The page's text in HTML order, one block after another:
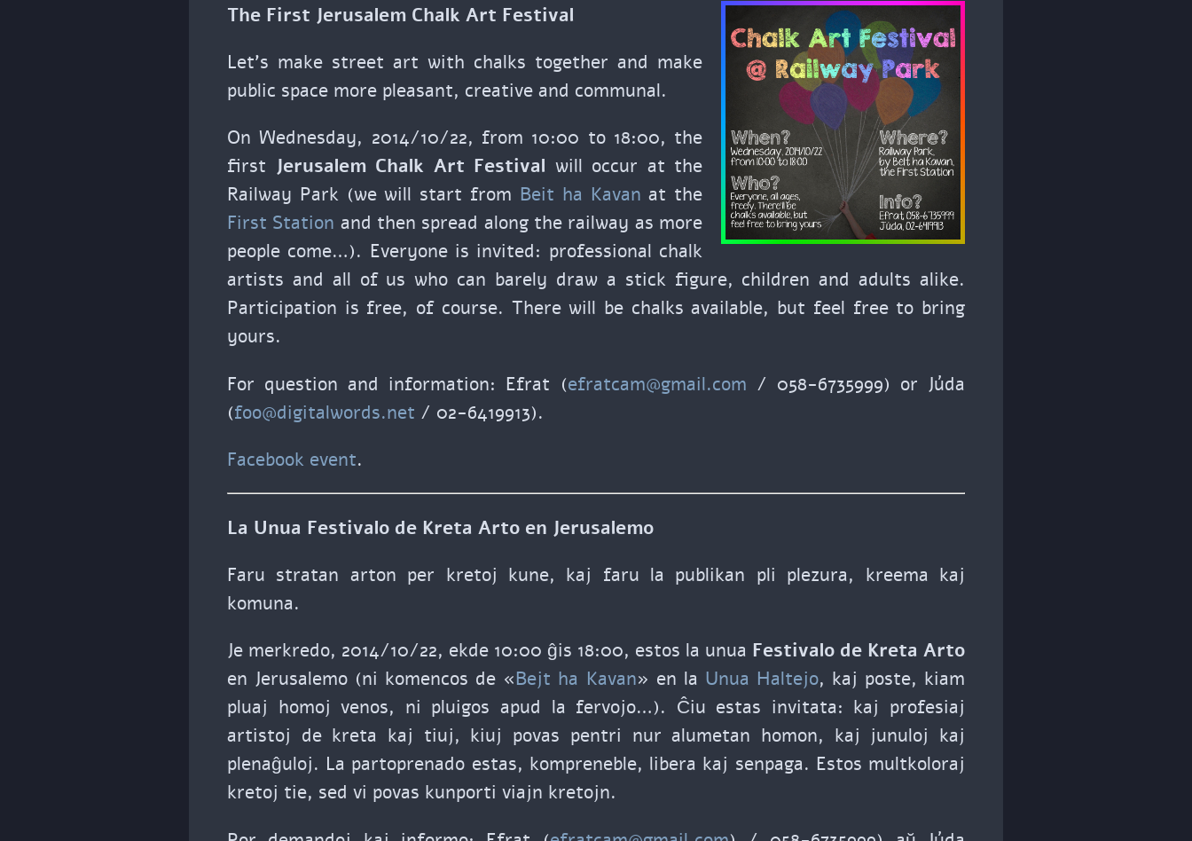
The First Jerusalem Chalk Art Festival
Let’s make street art with chalks together and make
public space more pleasant, creative and communal.
On Wednesday, 2014/10/22, from 10:00 to 18:00, the
first Jerusalem Chalk Art Festival will occur at the
Railway Park (we will start from Beit ha Kavan at the
First Station and then spread along the railway as more
people come…). Everyone is invited: professional chalk
artists and all of us who can barely draw a stick figure, children and adults alike.
Participation is free, of course. There will be chalks available, but feel free to bring
yours.
For question and information: Efrat (efratcam@gmail.com / 058-6735999) or Júda
(foo@digitalwords.net / 02-6419913).
Facebook event.
La Unua Festivalo de Kreta Arto en Jerusalemo
Faru stratan arton per kretoj kune, kaj faru la publikan pli plezura, kreema kaj
komuna.
Je merkredo, 2014/10/22, ekde 10:00 ĝis 18:00, estos la unua Festivalo de Kreta Arto
en Jerusalemo (ni komencos de «Bejt ha Kavan» en la Unua Haltejo, kaj poste, kiam
pluaj homoj venos, ni pluigos apud la fervojo…). Ĉiu estas invitata: kaj profesiaj
artistoj de kreta kaj tiuj, kiuj povas pentri nur alumetan homon, kaj junuloj kaj
plenaĝuloj. La partoprenado estas, kompreneble, libera kaj senpaga. Estos multkoloraj
kretoj tie, sed vi povas kunporti viajn kretojn.